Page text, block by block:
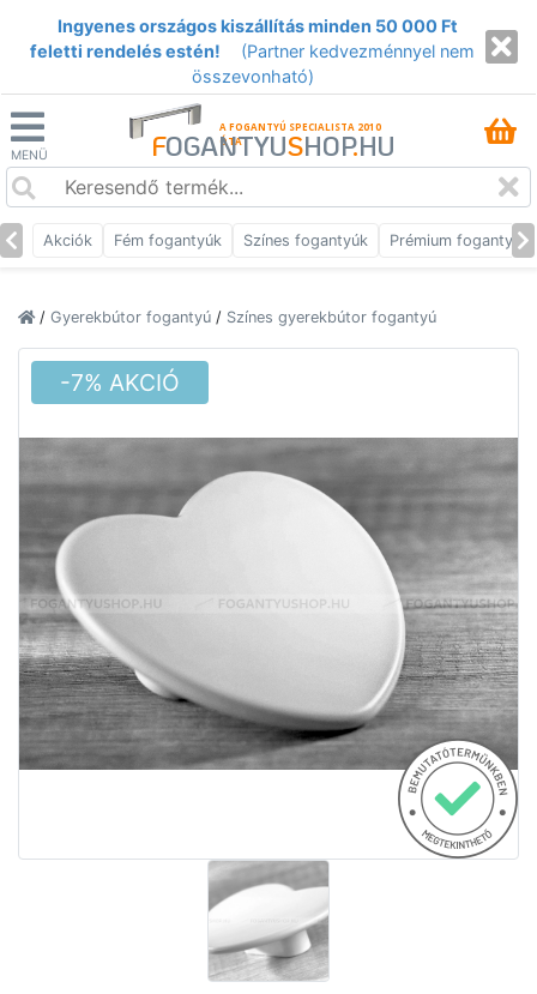
Ingyenes országos kiszállítás minden 50 000 Ft
feletti rendelés estén!
(Partner kedvezménnyel nem
összevonható)
MENÜ
A FOGANTYÚ SPECIALISTA 2010
ÓTA
FOGANTYUSHOP.HU
Akciók Fém fogantyúk Színes fogantyúk Prémium fogantyúk
/ Gyerekbútor fogantyú / Színes gyerekbútor fogantyú
-7% AKCIÓ